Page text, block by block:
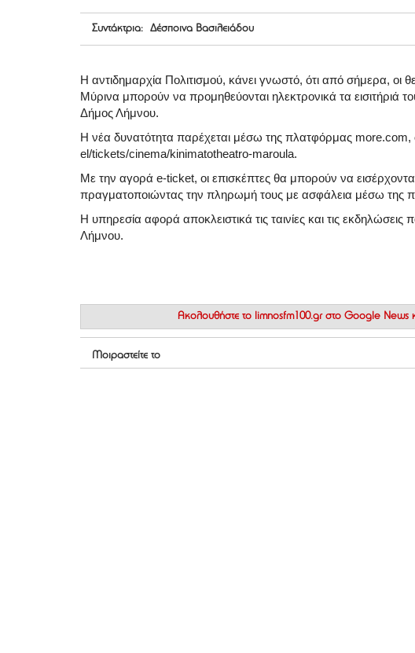
Συντάκτρια: Δέσποινα Βασιλειάδου
Η αντιδημαρχία Πολιτισμού, κάνει γνωστό, ότι από σήμερα, οι
Μύρινα μπορούν να προμηθεύονται ηλεκτρονικά τα εισιτήριά
Δήμος Λήμνου.
Η νέα δυνατότητα παρέχεται μέσω της πλατφόρμας more.com,
el/tickets/cinema/kinimatotheatro-maroula.
Με την αγορά e-ticket, οι επισκέπτες θα μπορούν να
πραγματοποιώντας την πληρωμή τους με ασφάλεια μέσω της
Η υπηρεσία αφορά αποκλειστικά τις ταινίες και τις
Λήμνου.
Ακολουθήστε το limnosfm100.gr στο Google News
Μοιραστείτε το